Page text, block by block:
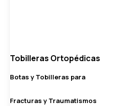
Tobilleras Ortopédicas
Botas y Tobilleras para
Fracturas y Traumatismos